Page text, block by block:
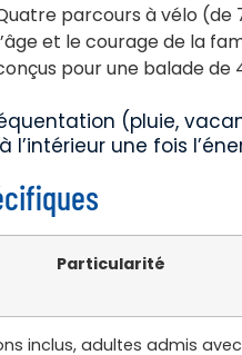
parcours à vélo
et le courage de la
pour une balade de
(pluie,
une fois
Particularité
inclus, adultes admis avec